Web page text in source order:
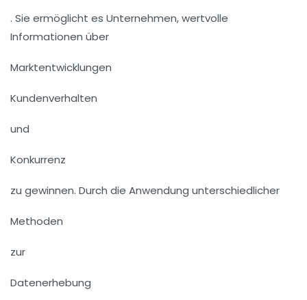
. Sie ermöglicht es Unternehmen, wertvolle
Informationen über
Marktentwicklungen
Kundenverhalten
und
Konkurrenz
zu gewinnen. Durch die Anwendung unterschiedlicher
Methoden
zur
Datenerhebung